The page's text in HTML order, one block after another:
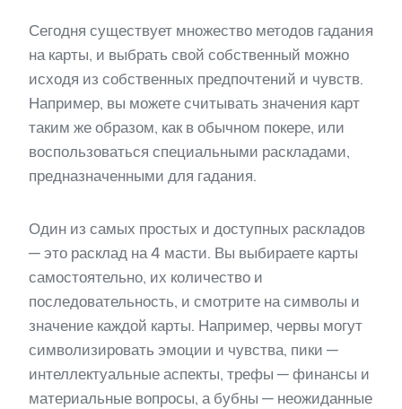
Сегодня существует множество методов гадания
на карты, и выбрать свой собственный можно
исходя из собственных предпочтений и чувств.
Например, вы можете считывать значения карт
таким же образом, как в обычном покере, или
воспользоваться специальными раскладами,
предназначенными для гадания.
Один из самых простых и доступных раскладов
— это расклад на 4 масти. Вы выбираете карты
самостоятельно, их количество и
последовательность, и смотрите на символы и
значение каждой карты. Например, червы могут
символизировать эмоции и чувства, пики —
интеллектуальные аспекты, трефы — финансы и
материальные вопросы, а бубны — неожиданные